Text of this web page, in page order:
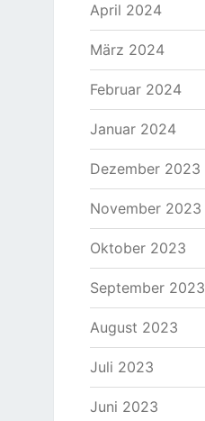
April 2024
März 2024
Februar 2024
Januar 2024
Dezember 2023
November 2023
Oktober 2023
September 2023
August 2023
Juli 2023
Juni 2023